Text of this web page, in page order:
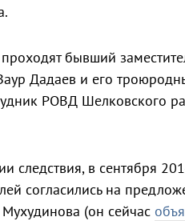
бывший
Дадаев и его
РОВД Шелковского
следствия, в сентября
согласились на
Мухудинова (он сейчас